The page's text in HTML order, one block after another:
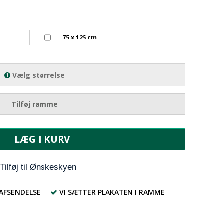
75 x 125 cm.
Vælg størrelse
Tilføj ramme
LÆG I KURV
Tilføj til Ønskeskyen
VI SÆTTER PLAKATEN I RAMME